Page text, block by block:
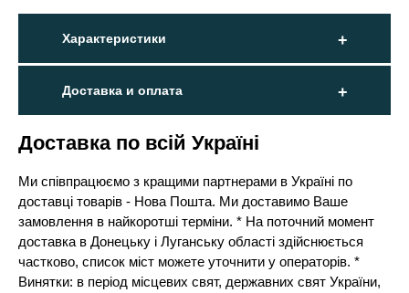
Характеристики
Доставка и оплата
Доставка по всій Україні
Ми співпрацюємо з кращими партнерами в Україні по
доставці товарів - Нова Пошта. Ми доставимо Ваше
замовлення в найкоротші терміни. * На поточний момент
доставка в Донецьку і Луганську області здійснюється
частково, список міст можете уточнити у операторів. *
Винятки: в період місцевих свят, державних свят України,